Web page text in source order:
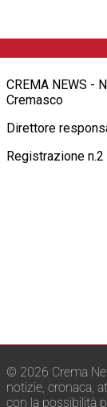
CREMA NEWS -
Cremasco
Direttore
Registrazione n.2
© 2026 Crema
notizie, cronaca,
con la possibilità